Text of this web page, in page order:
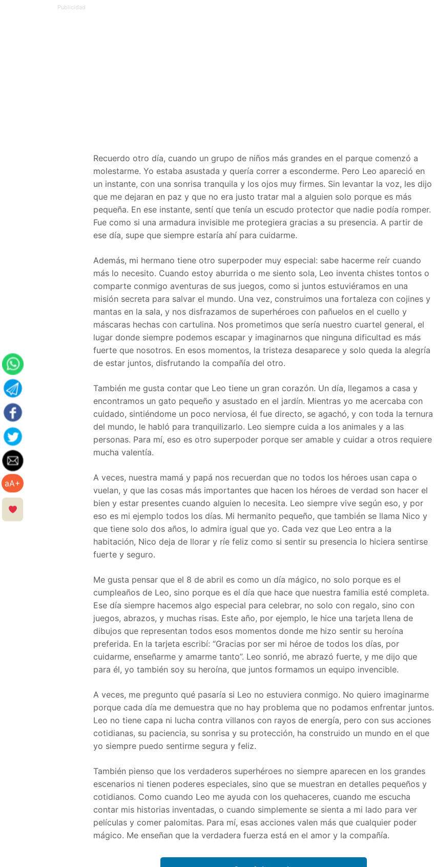
aA+
Recuerdo otro día, cuando un grupo de niños más grandes en el parque comenzó a
molestarme. Yo estaba asustada y quería correr a esconderme. Pero Leo apareció en
un instante, con una sonrisa tranquila y los ojos muy firmes. Sin levantar la voz, les dijo
que me dejaran en paz y que no era justo tratar mal a alguien solo porque es más
pequeña. En ese instante, sentí que tenía un escudo protector que nadie podía romper.
Fue como si una armadura invisible me protegiera gracias a su presencia. A partir de
ese día, supe que siempre estaría ahí para cuidarme.
Además, mi hermano tiene otro superpoder muy especial: sabe hacerme reír cuando
más lo necesito. Cuando estoy aburrida o me siento sola, Leo inventa chistes tontos o
comparte conmigo aventuras de sus juegos, como si juntos estuviéramos en una
misión secreta para salvar el mundo. Una vez, construimos una fortaleza con cojines y
mantas en la sala, y nos disfrazamos de superhéroes con pañuelos en el cuello y
máscaras hechas con cartulina. Nos prometimos que sería nuestro cuartel general, el
lugar donde siempre podemos escapar y imaginarnos que ninguna dificultad es más
fuerte que nosotros. En esos momentos, la tristeza desaparece y solo queda la alegría
de estar juntos, disfrutando la compañía del otro.
También me gusta contar que Leo tiene un gran corazón. Un día, llegamos a casa y
encontramos un gato pequeño y asustado en el jardín. Mientras yo me acercaba con
cuidado, sintiéndome un poco nerviosa, él fue directo, se agachó, y con toda la ternura
del mundo, le habló para tranquilizarlo. Leo siempre cuida a los animales y a las
personas. Para mí, eso es otro superpoder porque ser amable y cuidar a otros requiere
mucha valentía.
A veces, nuestra mamá y papá nos recuerdan que no todos los héroes usan capa o
vuelan, y que las cosas más importantes que hacen los héroes de verdad son hacer el
bien y estar presentes cuando alguien lo necesita. Leo siempre vive según eso, y por
eso es mi ejemplo todos los días. Mi hermanito pequeño, que también se llama Nico y
que tiene solo dos años, lo admira igual que yo. Cada vez que Leo entra a la
habitación, Nico deja de llorar y ríe feliz como si sentir su presencia lo hiciera sentirse
fuerte y seguro.
Me gusta pensar que el 8 de abril es como un día mágico, no solo porque es el
cumpleaños de Leo, sino porque es el día que hace que nuestra familia esté completa.
Ese día siempre hacemos algo especial para celebrar, no solo con regalo, sino con
juegos, abrazos, y muchas risas. Este año, por ejemplo, le hice una tarjeta llena de
dibujos que representan todos esos momentos donde me hizo sentir su heroína
preferida. En la tarjeta escribí: “Gracias por ser mi héroe de todos los días, por
cuidarme, enseñarme y amarme tanto”. Leo sonrió, me abrazó fuerte, y me dijo que
para él, yo también soy su heroína, que juntos formamos un equipo invencible.
A veces, me pregunto qué pasaría si Leo no estuviera conmigo. No quiero imaginarme
porque cada día me demuestra que no hay problema que no podamos enfrentar juntos.
Leo no tiene capa ni lucha contra villanos con rayos de energía, pero con sus acciones
cotidianas, su paciencia, su sonrisa y su protección, ha construido un mundo en el que
yo siempre puedo sentirme segura y feliz.
También pienso que los verdaderos superhéroes no siempre aparecen en los grandes
escenarios ni tienen poderes especiales, sino que se muestran en detalles pequeños y
cotidianos. Como cuando Leo me ayuda con los quehaceres, cuando me escucha
contar mis historias inventadas, o cuando simplemente se sienta a mi lado para ver
películas y comer palomitas. Para mí, esas acciones valen más que cualquier poder
mágico. Me enseñan que la verdadera fuerza está en el amor y la compañía.